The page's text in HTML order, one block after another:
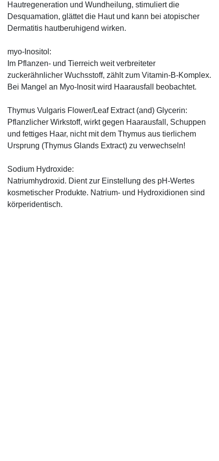
Hautregeneration und Wundheilung, stimuliert die
Desquamation, glättet die Haut und kann bei atopischer
Dermatitis hautberuhigend wirken.
myo-Inositol:
Im Pflanzen- und Tierreich weit verbreiteter
zuckerähnlicher Wuchsstoff, zählt zum Vitamin-B-Komplex.
Bei Mangel an Myo-Inosit wird Haarausfall beobachtet.
Thymus Vulgaris Flower/Leaf Extract (and) Glycerin:
Pflanzlicher Wirkstoff, wirkt gegen Haarausfall, Schuppen
und fettiges Haar, nicht mit dem Thymus aus tierlichem
Ursprung (Thymus Glands Extract) zu verwechseln!
Sodium Hydroxide:
Natriumhydroxid. Dient zur Einstellung des pH-Wertes
kosmetischer Produkte. Natrium- und Hydroxidionen sind
körperidentisch.